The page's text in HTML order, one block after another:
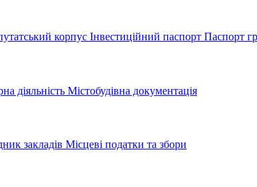
корпус Інвестиційний паспорт Паспорт
діяльність Містобудівна документація
закладів Місцеві податки та збори